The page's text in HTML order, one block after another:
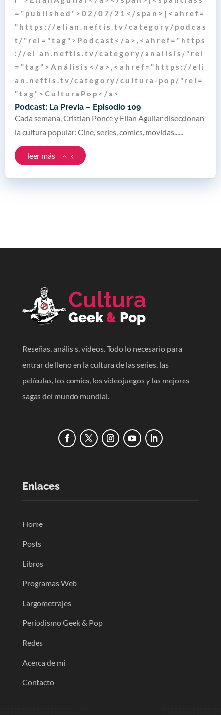
Podcast: La Previa – Episodio 109
= " p u b l i s h e d " > 0 2 / 0 7 / 2 1 < / s p a n > | < a h r e f =
" h t t p s : / / e l i a n . n e f t i s . t v / c a t e g o r y / p o d c a s
t / " r e l = " t a g " > P o d c a s t < / a > , < a h r e f = " h t t p s
: / / e l i a n . n e f t i s . t v / c a t e g o r y / a n a l i s i s / " r e l
= " t a g " > A n á l i s i s < / a > , < a h r e f = " h t t p s : / / e l i
a n . n e f t i s . t v / c a t e g o r y / c u l t u r a - p o p / " r e l =
" t a g " > C u l t u r a P o p < / a >
Cada semana, Cristian Ponce y Elian Aguilar diseccionan
la cultura popular: Cine, series, comics, movidas......
leer más
Reseñas, análisis, videos. Todo lo necesario para
entrar de lleno en la cultura de las series, las
películas, los comics, los videojuegos y las mejores
sagas del mundo mundial.
Enlaces
Home
Posts
Libros
Programas Web
Largometrajes
Periodismo Geek & Pop
Redes
Acerca de mi
Contacto